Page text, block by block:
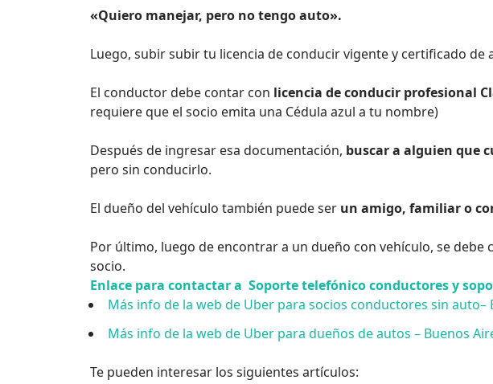
«Quiero manejar, pero no tengo auto».
Luego, subir subir tu licencia de conducir vigente y certificado de
El conductor debe contar con licencia de conducir profesional
requiere que el socio emita una Cédula azul a tu nombre)
Después de ingresar esa documentación, buscar a alguien que
pero sin conducirlo.
El dueño del vehículo también puede ser un amigo, familiar o
Por último, luego de encontrar a un dueño con vehículo, se debe
socio.
Enlace para contactar a Soporte telefónico conductores y
Más info de la web de Uber para socios conductores sin auto–
Más info de la web de Uber para dueños de autos – Buenos
Te pueden interesar los siguientes artículos: